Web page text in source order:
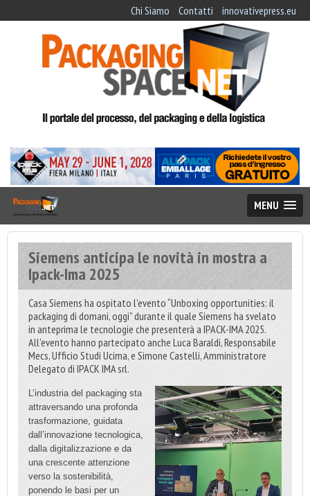
Chi Siamo Contatti innovativepress.eu
MENU
Siemens anticipa le novità in mostra a
Ipack-Ima 2025
Casa Siemens ha ospitato l'evento “Unboxing opportunities: il
packaging di domani, oggi” durante il quale Siemens ha svelato
in anteprima le tecnologie che presenterà a IPACK-IMA 2025.
All'evento hanno partecipato anche Luca Baraldi, Responsabile
Mecs, Ufficio Studi Ucima, e Simone Castelli, Amministratore
Delegato di IPACK IMA srl.
L’industria del packaging sta
attraversando una profonda
trasformazione, guidata
dall’innovazione tecnologica,
dalla digitalizzazione e da
una crescente attenzione
verso la sostenibilità,
ponendo le basi per un